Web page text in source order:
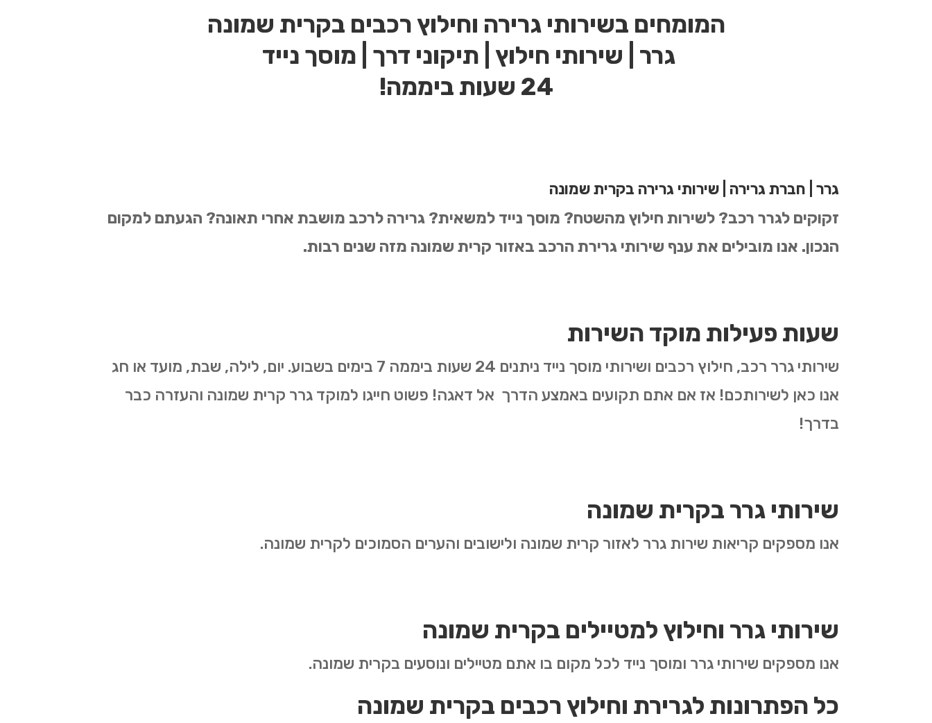
המומחים בשירותי גרירה וחילוץ רכבים בקרית שמונה
גרר | שירותי חילוץ | תיקוני דרך | מוסך נייד
24 שעות ביממה!
גרר | חברת גרירה | שירותי גרירה בקרית שמונה
זקוקים לגרר רכב? לשירות חילוץ מהשטח? מוסך נייד למשאית? גרירה לרכב מושבת אחרי תאונה? הגעתם למקום
הנכון. אנו מובילים את ענף שירותי גרירת הרכב באזור קרית שמונה מזה שנים רבות.
שעות פעילות מוקד השירות
שירותי גרר רכב, חילוץ רכבים ושירותי מוסך נייד ניתנים 24 שעות ביממה 7 בימים בשבוע. יום, לילה, שבת, מועד או חג
אנו כאן לשירותכם! אז אם אתם תקועים באמצע הדרך אל דאגה! פשוט חייגו למוקד גרר קרית שמונה והעזרה כבר
בדרך!
שירותי גרר בקרית שמונה
אנו מספקים קריאות שירות גרר לאזור קרית שמונה ולישובים והערים הסמוכים לקרית שמונה.
שירותי גרר וחילוץ למטיילים בקרית שמונה
אנו מספקים שירותי גרר ומוסך נייד לכל מקום בו אתם מטיילים ונוסעים בקרית שמונה.
כל הפתרונות לגרירת וחילוץ רכבים בקרית שמונה